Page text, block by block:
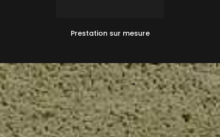
Prestation sur mesure